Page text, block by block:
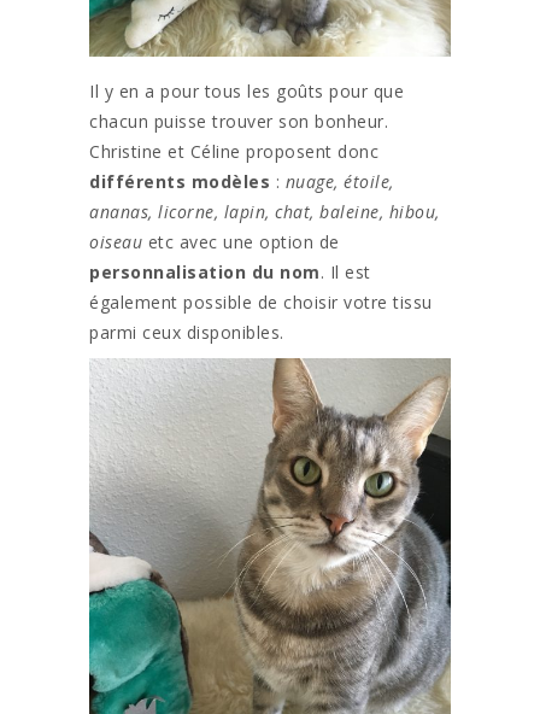
Il y en a pour tous les goûts pour que
chacun puisse trouver son bonheur.
Christine et Céline proposent donc
différents modèles : nuage, étoile,
ananas, licorne, lapin, chat, baleine, hibou,
oiseau etc avec une option de
personnalisation du nom. Il est
également possible de choisir votre tissu
parmi ceux disponibles.